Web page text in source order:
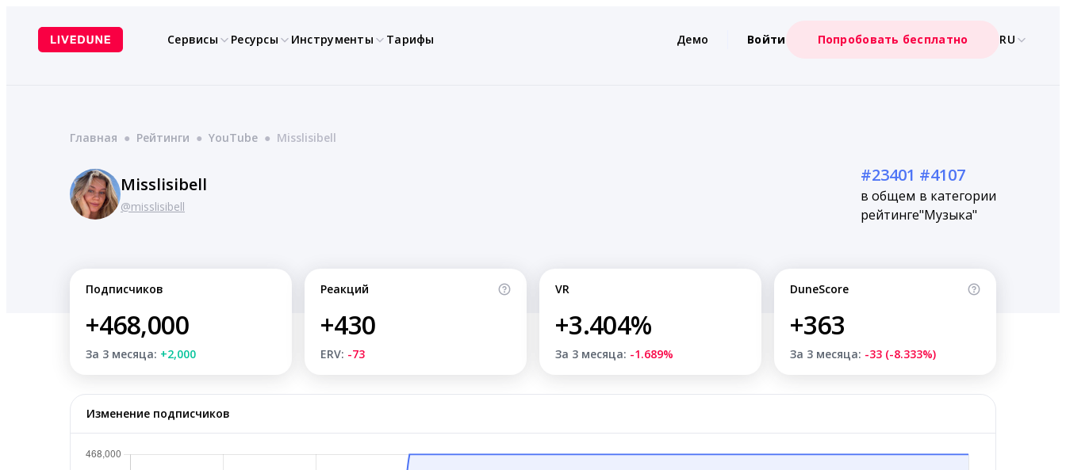
содержимому
Сервисы Ресурсы Инструменты Тарифы Демо Войти Попробовать бесплатно RU
Главная ● Рейтинги ● YouTube ● Misslisibell
Misslisibell
@misslisibell
#23401
в общем
рейтинге
#4107
в категории
"Музыка"
Подписчиков
+468,000
За 3 месяца: +2,000
Реакций
+430
ERV: -73
VR
+3.404%
За 3 месяца: -1.689%
DuneScore
+363
За 3 месяца: -33 (-8.333%)
Изменение подписчиков